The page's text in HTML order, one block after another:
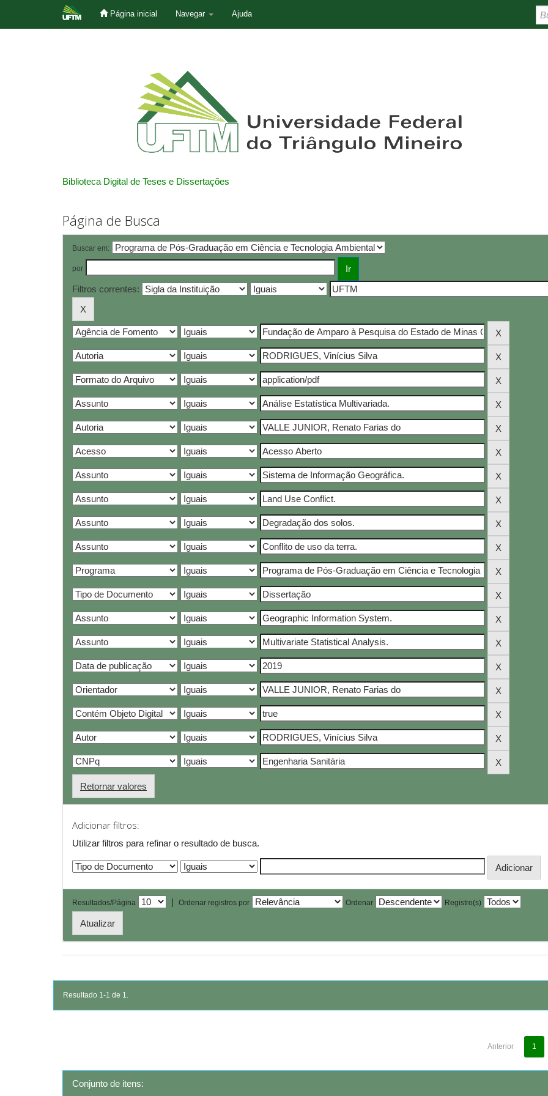
Página inicial Navegar Ajuda
Biblioteca Digital de Teses e Dissertações
Página de Busca
Buscar em:
por
Filtros correntes:
Retornar valores
Adicionar filtros:
Utilizar filtros para refinar o resultado de busca.
Resultados/Página | Ordenar registros por Ordenar Registro(s)
Resultado 1-1 de 1.
Anterior 1
Conjunto de itens: